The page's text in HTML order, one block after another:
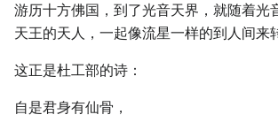
游历十方佛国，到了光音天界，就随着光
天王的天人，一起像流星一样的到人间来
这正是杜工部的诗：
自是君身有仙骨，